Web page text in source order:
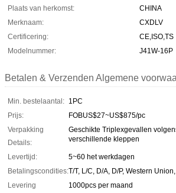
Plaats van herkomst:
CHINA
Merknaam:
CXDLV
Certificering:
CE,ISO,TS
Modelnummer:
J41W-16P
Betalen & Verzenden Algemene
Min. bestelaantal: 1PC
Prijs:
FOBUS$27~US$875/pc
Verpakking
Details:
Geschikte Triplexgevallen
verschillende kleppen
Levertijd:
5~60 het werkdagen
Betalingscondities:T/T, L/C, D/A, D/P, Western
Levering
1000pcs per maand